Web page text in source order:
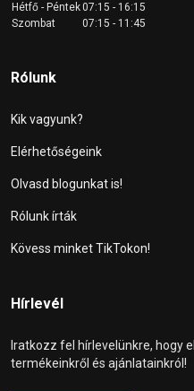
Hétfő - Péntek07:15 - 16:15
Szombat
07:15 - 11:45
Rólunk
Kik vagyunk?
Elérhetőségeink
Olvasd blogunkat is!
Rólunk írták
Kövess minket TikTokon!
Hírlevél
Iratkozz fel hírlevelünkre, hogy
termékeinkről és ajánlatainkról!